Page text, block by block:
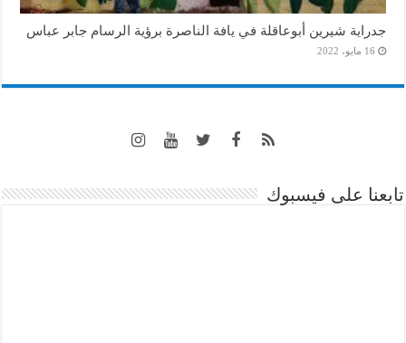
جدراية شيرين أبوعاقلة في يافة الناصرة برؤية الرسام جابر عباس
16 مايو، 2022
تابعنا على فيسبوك